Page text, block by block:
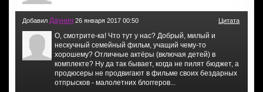
Добавил Даунич 26 января 2017 00:50 Цитата
О, смотрите-ка! Что тут у нас? Добрый, милый и
нескучный семейный фильм, учащий чему-то
хорошему? Отличные актёры (включая детей) в
комплекте? Ну да так бывает, когда не пилят бюджет, а
продюсеры не продвигают в фильме своих бездарных
отпрысков - малолетних блоггеров...